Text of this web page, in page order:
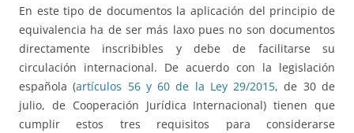
En este tipo de documentos la aplicación del principio de
equivalencia ha de ser más laxo pues no son documentos
directamente inscribibles y debe de facilitarse su
circulación internacional. De acuerdo con la legislación
española (artículos 56 y 60 de la Ley 29/2015, de 30 de
julio, de Cooperación Jurídica Internacional) tienen que
cumplir estos tres requisitos para considerarse